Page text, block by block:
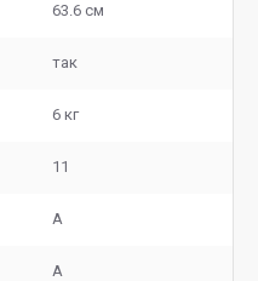
63.6 см
так
6 кг
11
А
А